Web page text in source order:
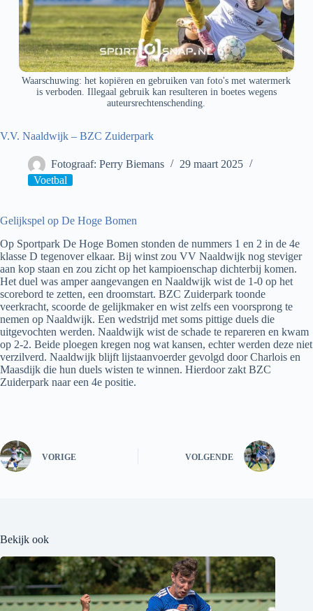
Waarschuwing: het kopiëren en gebruiken van foto's met watermerk
is verboden. Illegaal gebruik kan resulteren in boetes wegens
auteursrechtenschending.
V.V. Naaldwijk – BZC Zuiderpark
Fotograaf: Perry Biemans
29 maart 2025
Voetbal
Gelijkspel op De Hoge Bomen
Op Sportpark De Hoge Bomen stonden de nummers 1 en 2 in de 4e
klasse D tegenover elkaar. Bij winst zou VV Naaldwijk nog steviger
aan kop staan en zou zicht op het kampioenschap dichterbij komen.
Het duel was amper aangevangen en Naaldwijk wist de 1-0 op het
scorebord te zetten, een droomstart. BZC Zuiderpark toonde
veerkracht, scoorde de gelijkmaker en wist zelfs een voorsprong te
nemen op Naaldwijk. Een wedstrijd met soms pittige duels die
uitgevochten werden. Naaldwijk wist de schade te repareren en kwam
op 2-2. Beide ploegen kregen nog wat kansen, echter werden deze niet
verzilverd. Naaldwijk blijft lijstaanvoerder gevolgd door Charlois en
Maasdijk die hun duels wisten te winnen. Hierdoor zakt BZC
Zuiderpark naar een 4e positie.
VORIGE VOLGENDE
Bekijk ook